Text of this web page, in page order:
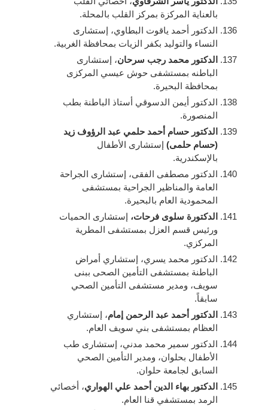
بالعناية المركزة بمركز القلب بالمحلة.
الدكتور أحمد ياقوت البطاوي، إستشارى
النساء والتوليد بكفر الزيات بمحافظة الغربية.
الدكتور محمد رجب سرحان، إستشارى
الباطنه بمستشفى حوش عيسي المركزى
بمحافظة البحيرة.
الدكتور أيمن الدسوقي أستاذ الباطنة بطب
المنصورة.
الدكتور حسام أحمد حلمي عبد الرؤوف زيد
(حسام حلمى) إستشارى الأطفال
بالإسكندرية.
الدكتور مصطفى الفقى، إستشارى الجراحة
العامة والمناظير الجراحية بمستشفى
المحمودية العام بالبحيرة.
الدكتورة سلوى فرحات، إستشارى الحميات
ورئيس قسم العزل بمستشفى المطرية
المركزي.
الدكتور محمد يسري، إستشاري أمراض
الباطنة بمستشفى التأمين الصحى ببنى
سويف، ومدير مستشفى التأمين الصحي
سابقاً.
الدكتور أحمد عبد الرحمن إمام، إستشاري
العظام بمستشفى بني سويف العام.
الدكتور سمير محمد مدني، إستشارى طب
الأطفال بحلوان، ومدير التأمين الصحي
السابق لجامعة حلوان.
الدكتور بهاء الدين أحمد علي الهواري، أخصائي
الرمد بمستشفي قنا العام.